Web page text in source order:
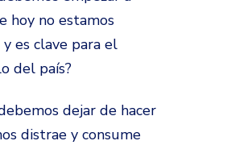
hoy no estamos
y es clave para el
del país?
dejar de hacer
distrae y consume